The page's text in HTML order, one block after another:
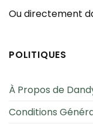
Ou directement
POLITIQUES
À Propos de
Conditions